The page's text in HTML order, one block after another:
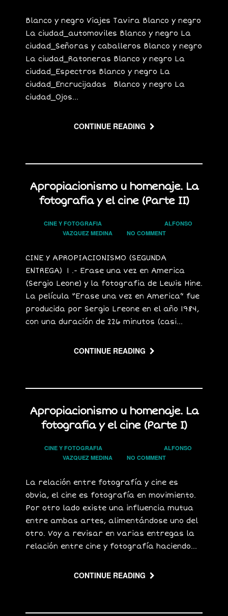
Blanco y negro Viajes Tavira Blanco y negro
La ciudad_automoviles Blanco y negro La
ciudad_Señoras y caballeros Blanco y negro
La ciudad_Ratoneras Blanco y negro La
ciudad_Espectros Blanco y negro La
ciudad_Encrucijadas Blanco y negro La
ciudad_Ojos...
CONTINUE READING
Apropiacionismo u homenaje. La
fotografia y el cine (Parte II)
CINE Y FOTOGRAFIA
ALFONSO
VAZQUEZ MEDINAhas NO COMMENT
CINE Y APROPIACIONISMO (SEGUNDA
ENTREGA) 1 .- Erase una vez en America
(Sergio Leone) y la fotografia de Lewis Hine.
La película “Erase una vez en America” fue
producida por Sergio Lreone en el año 1984,
con una duración de 226 minutos (casi...
CONTINUE READING
Apropiacionismo u homenaje. La
fotografia y el cine (Parte I)
CINE Y FOTOGRAFIA
ALFONSO
VAZQUEZ MEDINAhas NO COMMENT
La relación entre fotografía y cine es
obvia, el cine es fotografía en movimiento.
Por otro lado existe una influencia mutua
entre ambas artes, alimentándose uno del
otro. Voy a revisar en varias entregas la
relación entre cine y fotografía haciendo...
CONTINUE READING